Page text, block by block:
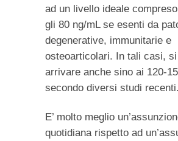
ad un livello ideale
gli 80 ng/mL se esenti da
degenerative, immunitarie e
osteoarticolari. In tali casi,
arrivare anche sino ai 120-
secondo diversi studi recenti.
E’ molto meglio
quotidiana rispetto ad